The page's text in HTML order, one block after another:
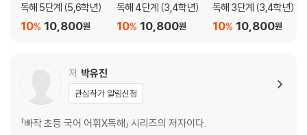
독해 5단계 (5,6학년)
10,800원
10%
독해 4단계 (3,4학년)
10,800원
10%
독해 3단계 (3,4학년)
10,800원
10%
저 박유진
관심작가 알림신청
「빠작 초등 국어 어휘X독해」 시리즈의 저자이다.